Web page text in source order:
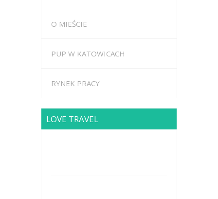
O MIEŚCIE
PUP W KATOWICACH
RYNEK PRACY
LOVE TRAVEL